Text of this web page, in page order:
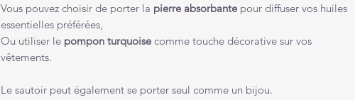
Vous pouvez choisir de porter la pierre absorbante pour diffuser vos huiles
essentielles préférées,
Ou utiliser le pompon turquoise comme touche décorative sur vos
vêtements.
Le sautoir peut également se porter seul comme un bijou.